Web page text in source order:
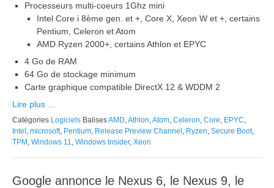
Processeurs multi-coeurs 1Ghz mini
Intel Core i 8ème gen. et +, Core X, Xeon W et +, certains
Pentium, Celeron et Atom
AMD Ryzen 2000+, certains Athlon et EPYC
4 Go de RAM
64 Go de stockage minimum
Carte graphique compatible DirectX 12 & WDDM 2
Lire plus ...
Catégories Logiciels BalisesAMD,Athlon,Atom, Celeron, Core, EPYC,
Intel , microsoft, Pentium, Release Preview Channel , Ryzen, Secure Boot,
TPM , Windows 11, Windows Insider, Xeon
Google annonce le Nexus 6, le Nexus 9, le